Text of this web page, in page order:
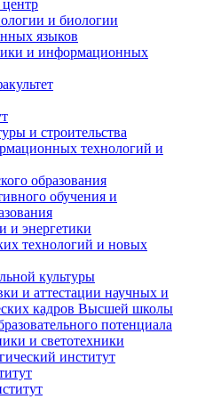
и биологии
языков
и информационных
и строительства
технологий и
образования
обучения и
и энергетики
технологий и новых
культуры
и аттестации научных и
кадров Высшей школы
потенциала
и светотехники
институт